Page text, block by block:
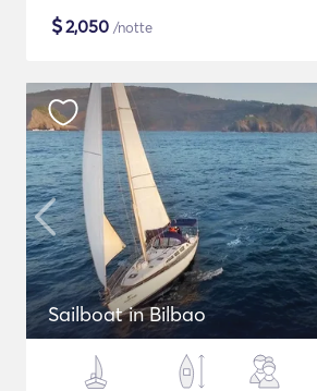
$2,050 /notte
Sailboat in Bilbao